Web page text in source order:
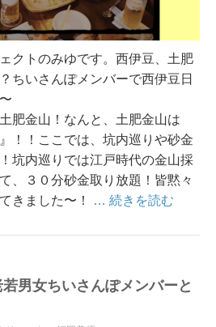
クトのみゆです。西伊豆、土肥
ちいさんぽメンバーで西伊豆日
肥金山！なんと、土肥金山は
！！ここでは、坑内巡りや砂金
坑内巡りでは江戸時代の金山採
、３０分砂金取り放題！皆黙々
きました〜！
… 続きを読む
男女ちいさんぽメンバーと